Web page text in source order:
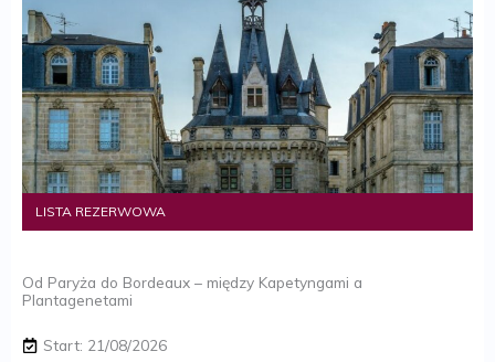
LISTA REZERWOWA
Od Paryża do Bordeaux – między Kapetyngami a
Plantagenetami
Start: 21/08/2026